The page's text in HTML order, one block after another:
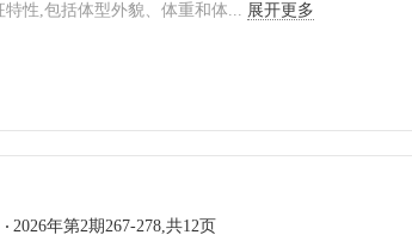
性,包括体型外貌、体重和体... 展开更多
2026年第2期267-278,共12页